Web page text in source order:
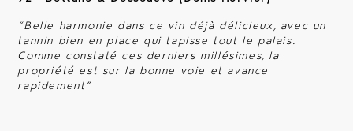
“Belle harmonie dans ce vin déjà délicieux, avec un
tannin bien en place qui tapisse tout le palais.
Comme constaté ces derniers millésimes, la
propriété est sur la bonne voie et avance
rapidement”